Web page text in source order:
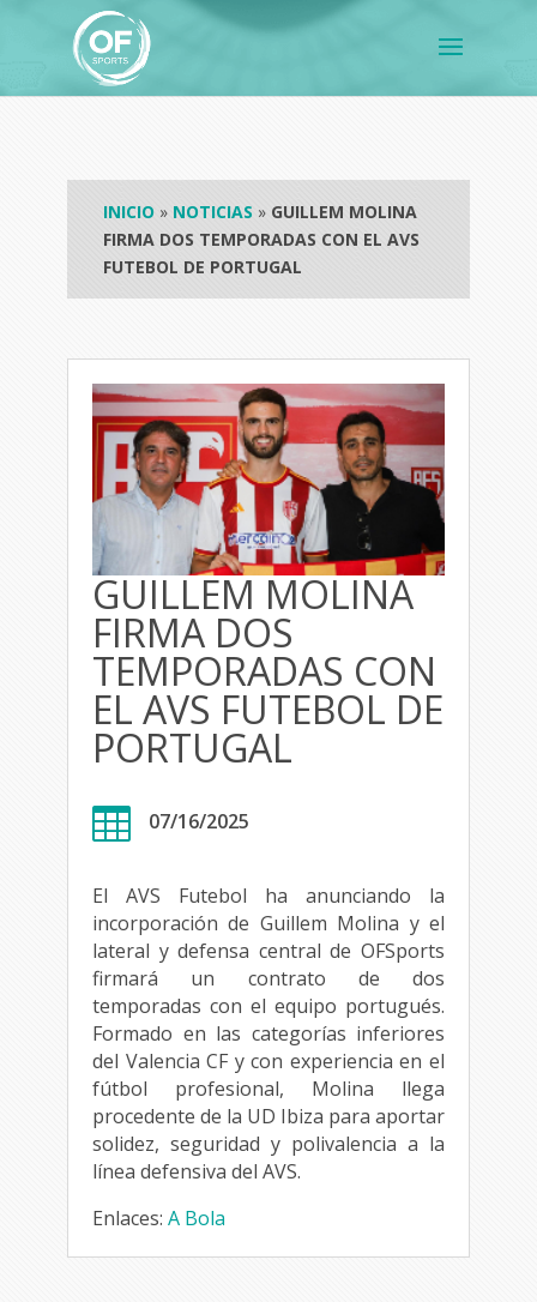
INICIO » NOTICIAS » GUILLEM MOLINA
FIRMA DOS TEMPORADAS CON EL AVS
FUTEBOL DE PORTUGAL
GUILLEM MOLINA
FIRMA DOS
TEMPORADAS CON
EL AVS FUTEBOL DE
PORTUGAL
 07/16/2025
El AVS Futebol ha anunciando la
incorporación de Guillem Molina y el
lateral y defensa central de OFSports
firmará un contrato de dos
temporadas con el equipo portugués.
Formado en las categorías inferiores
del Valencia CF y con experiencia en el
fútbol profesional, Molina llega
procedente de la UD Ibiza para aportar
solidez, seguridad y polivalencia a la
línea defensiva del AVS.
Enlaces: A Bola